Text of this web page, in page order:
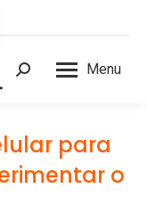
Menu
Buscar
para
o